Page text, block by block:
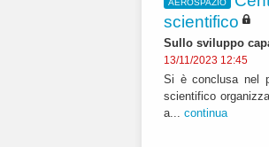
scientifico
Sullo sviluppo
13/11/2023 12:45
Si è conclusa nel
scientifico
a... continua